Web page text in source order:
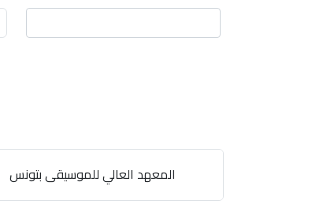
المعهد العالي للموسيقى بتونس